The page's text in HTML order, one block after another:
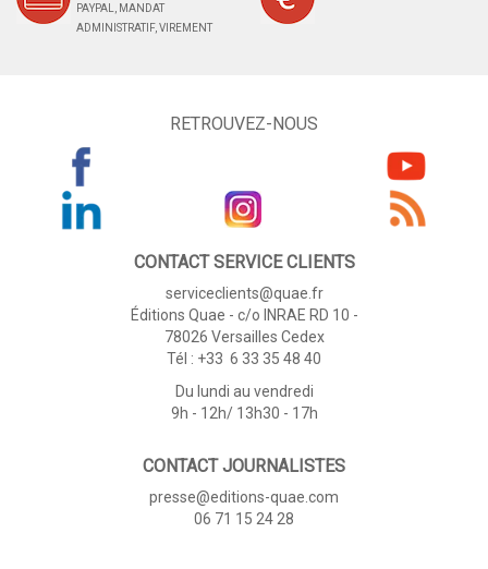
PAYPAL, MANDAT
ADMINISTRATIF, VIREMENT
RETROUVEZ-NOUS
CONTACT SERVICE CLIENTS
serviceclients@quae.fr
Éditions Quae - c/o INRAE RD 10 -
78026 Versailles Cedex
Tél : +33 6 33 35 48 40
Du lundi au vendredi
9h - 12h/ 13h30 - 17h
CONTACT JOURNALISTES
presse@editions-quae.com
06 71 15 24 28